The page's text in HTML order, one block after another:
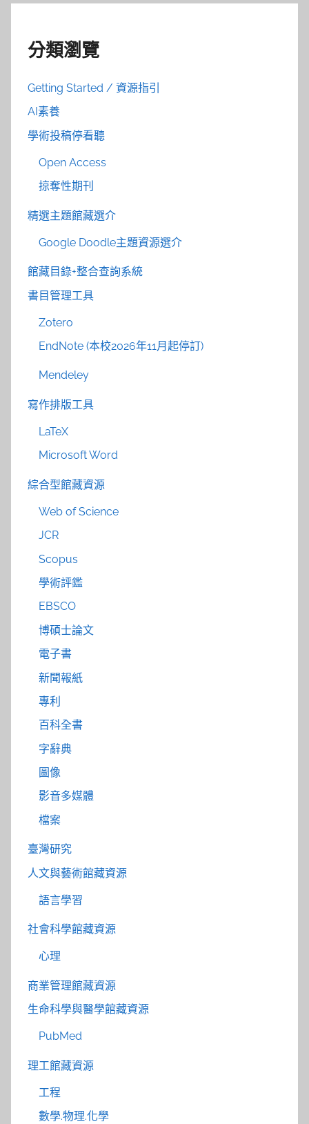
分類瀏覽
Getting Started / 資源指引
AI素養
學術投稿停看聽
Open Access
掠奪性期刊
精選主題館藏選介
Google Doodle主題資源選介
館藏目錄+整合查詢系統
書目管理工具
Zotero
EndNote (本校2026年11月起停訂)
Mendeley
寫作排版工具
LaTeX
Microsoft Word
綜合型館藏資源
Web of Science
JCR
Scopus
學術評鑑
EBSCO
博碩士論文
電子書
新聞報紙
專利
百科全書
字辭典
圖像
影音多媒體
檔案
臺灣研究
人文與藝術館藏資源
語言學習
社會科學館藏資源
心理
商業管理館藏資源
生命科學與醫學館藏資源
PubMed
理工館藏資源
工程
數學.物理.化學